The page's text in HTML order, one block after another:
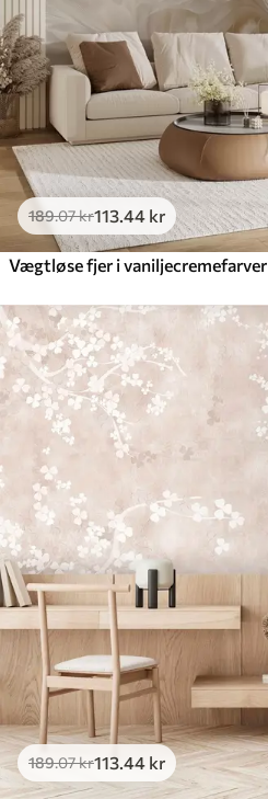
189.07kr113 .44 kr
Vægtløse fjer i vaniljecremefarver
189.07kr113 .44 kr